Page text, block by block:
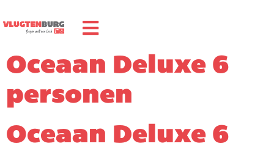
Oceaan Deluxe 6
personen
Oceaan Deluxe 6